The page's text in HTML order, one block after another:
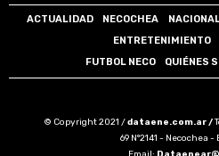
ACTUALIDAD NECOCHEA
ENTRETENIMIENTO
FUTBOL NECO
QUIÉNES
© Copyright 2021 /dataene.com.ar /
69 N°2141 - Necochea